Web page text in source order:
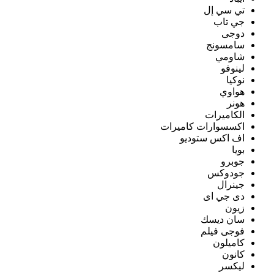
تي سي إل
جي تاب
دوجى
سامسونج
شاومي
لينوفو
نوكيا
هواوي
هونر
الكاميرات
اكسسوارات كاميرات
اف اكس ستوديو
بويا
جوبرو
جودوكس
جينرال
دى جي اى
زيون
سان ديسك
فوجى فيلم
كاميلون
كانون
ليكسر